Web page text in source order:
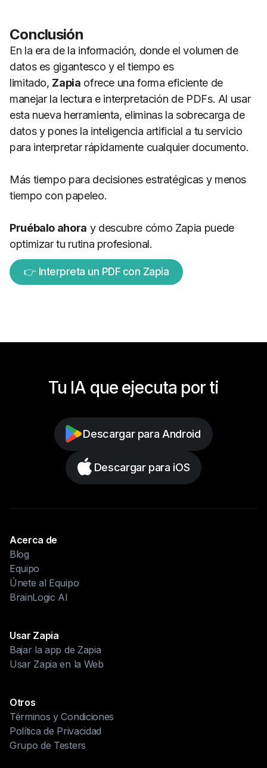
Conclusión
En la era de la información, donde el volumen de
datos es gigantesco y el tiempo es
limitado, Zapia ofrece una forma eficiente de
manejar la lectura e interpretación de PDFs. Al usar
esta nueva herramienta, eliminas la sobrecarga de
datos y pones la inteligencia artificial a tu servicio
para interpretar rápidamente cualquier documento.
Más tiempo para decisiones estratégicas y menos
tiempo con papeleo.
Pruébalo ahora y descubre cómo Zapia puede
optimizar tu rutina profesional.
👉 Interpreta un PDF con Zapia
Tu IA que ejecuta por ti
Descargar para Android
Descargar para iOS
Acerca de
Blog
Equipo
Únete al Equipo
BrainLogic AI
Usar Zapia
Bajar la app de Zapia
Usar Zapia en la Web
Otros
Términos y Condiciones
Política de Privacidad
Grupo de Testers